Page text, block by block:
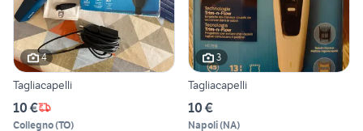
4
Tagliacapelli
10 €
Collegno(TO)
3
Tagliacapelli
10 €
Napoli(NA)